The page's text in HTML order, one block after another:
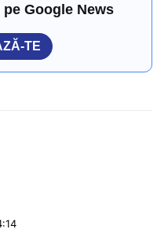
Google News
TE